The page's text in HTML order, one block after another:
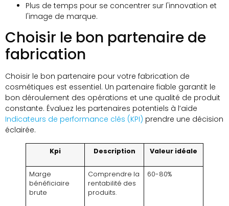
Plus de temps pour se concentrer sur l'innovation et
l'image de marque.
Choisir le bon partenaire de
fabrication
Choisir le bon partenaire pour votre fabrication de
cosmétiques est essentiel. Un partenaire fiable garantit le
bon déroulement des opérations et une qualité de produit
constante. Évaluez les partenaires potentiels à l’aide
Indicateurs de performance clés (KPI) prendre une décision
éclairée.
Kpi Description Valeur idéale
Marge
bénéficiaire
brute
Comprendre la
rentabilité des
produits.
60-80%